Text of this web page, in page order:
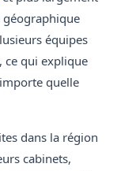
géographique
équipes
qui explique
quelle
dans la région
cabinets,